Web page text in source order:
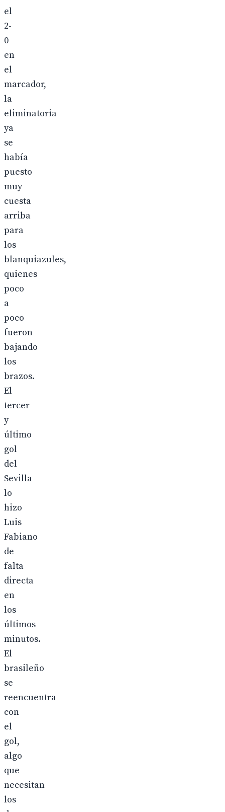
el
2-
0
en
el
marcador,
la
eliminatoria
ya
se
había
puesto
muy
cuesta
arriba
para
los
blanquiazules,
quienes
poco
a
poco
fueron
bajando
los
brazos.
El
tercer
y
último
gol
del
Sevilla
lo
hizo
Luis
Fabiano
de
falta
directa
en
los
últimos
minutos.
El
brasileño
se
reencuentra
con
el
gol,
algo
que
necesitan
los